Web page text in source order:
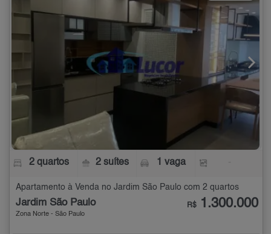
2 quartos 2 suítes 1 vaga
Apartamento à Venda no Jardim São Paulo com 2 quartos
Jardim São Paulo
Zona Norte - São Paulo
R$ 1.300.000